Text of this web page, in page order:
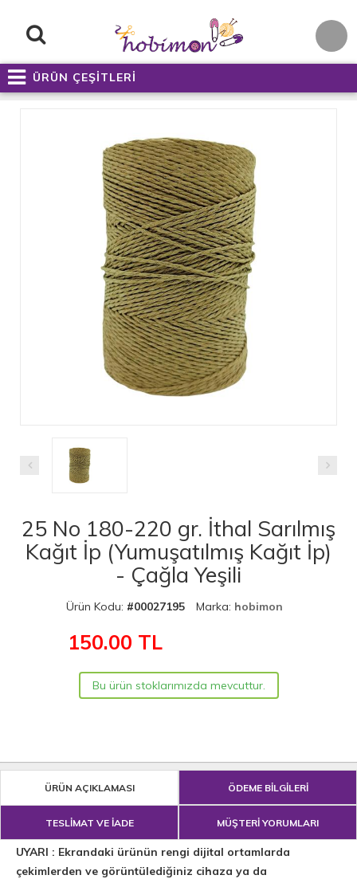
ÜRÜN ÇEŞİTLERİ
25 No 180-220 gr. İthal Sarılmış
Kağıt İp (Yumuşatılmış Kağıt İp)
- Çağla Yeşili
Ürün Kodu: #00027195 Marka: hobimon
150.00 TL
Bu ürün stoklarımızda mevcuttur.
ÜRÜN AÇIKLAMASI ÖDEME BİLGİLERİ
TESLİMAT VE İADE MÜŞTERİ YORUMLARI
UYARI : Ekrandaki ürünün rengi dijital ortamlarda
çekimlerden ve görüntülediğiniz cihaza ya da